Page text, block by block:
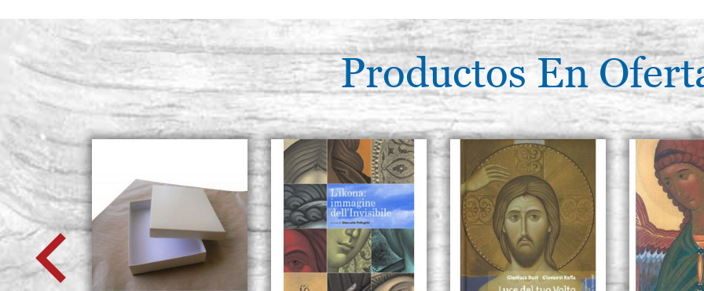
Productos En